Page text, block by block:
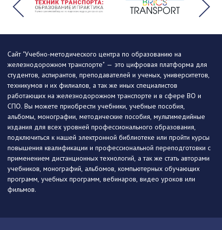
Сайт "Учебно-методического центра по образованию на
железнодорожном транспорте" — это цифровая платформа для
студентов, аспирантов, преподавателей и ученых, университетов,
техникумов и их филиалов, а так же иных специалистов
работающих на железнодорожном транспорте и в сфере ВО и
СПО. Вы можете приобрести учебники, учебные пособия,
альбомы, монографии, методические пособия, мультимедийные
издания для всех уровней профессионального образования,
подключиться к нашей электронной библиотеке или пройти курсы
повышения квалификации и профессиональной переподготовки с
применением дистанционных технологий, а так же стать авторами
учебников, монографий, альбомов, компьютерных обучающих
программ, учебных программ, вебинаров, видео уроков или
фильмов.